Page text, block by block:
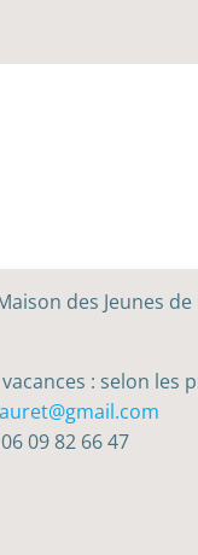
des Jeunes
: selon les
09 82 66 47